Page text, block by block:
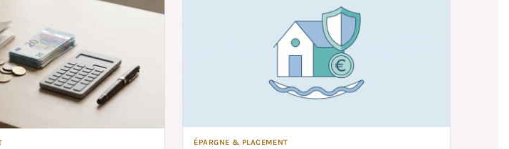
ÉPARGNE & PLACEMENT